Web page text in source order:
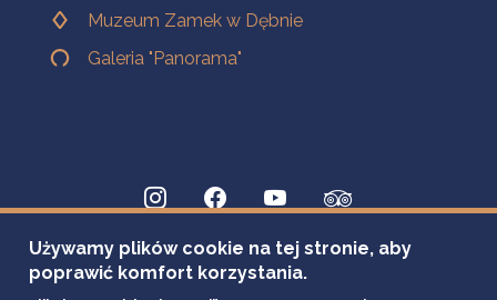
Muzeum Zamek w Dębnie
Galeria "Panorama"
Używamy plików cookie na tej stronie, aby
poprawić komfort korzystania.